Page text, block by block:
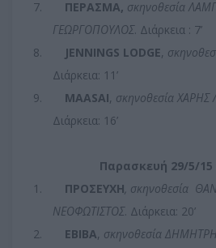
7.
ΠΕΡΑΣΜΑ, σκηνοθεσία
ΓΕΩΡΓΟΠΟΥΛΟΣ. Διάρκεια : 7’
8.
JENNINGS LODGE,
Διάρκεια: 11’
9.
MAASAI, σκηνοθεσία
Διάρκεια: 16’
Παρασκευή 29/5/15
1.
ΠΡΟΣΕΥΧΗ, σκηνοθεσία
ΝΕΟΦΩΤΙΣΤΟΣ. Διάρκεια: 20’
2.
ΕΒΙΒΑ, σκηνοθεσία